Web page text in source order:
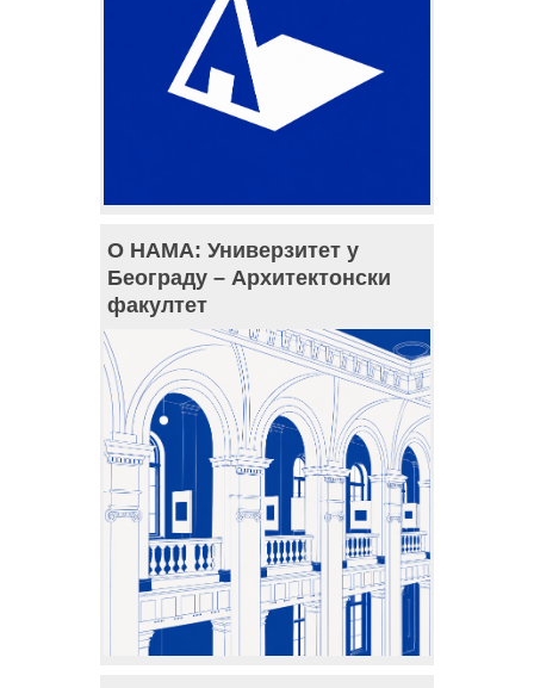
О НАМА: Универзитет у
Београду – Архитектонски
факултет